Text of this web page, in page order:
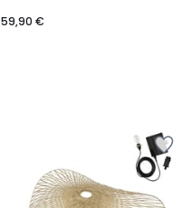
HYBRID LED blanc chaud 8m
59,90 €